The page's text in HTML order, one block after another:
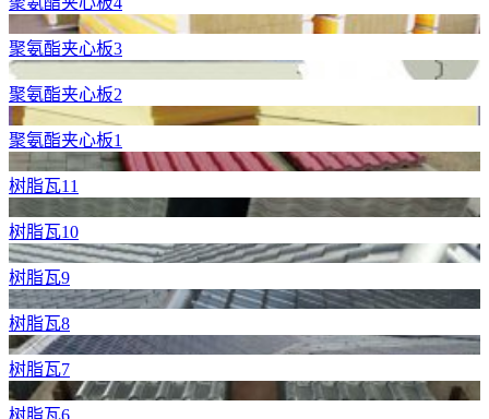
聚氨酯夹心板3
聚氨酯夹心板2
聚氨酯夹心板1
树脂瓦11
树脂瓦10
树脂瓦9
树脂瓦8
树脂瓦7